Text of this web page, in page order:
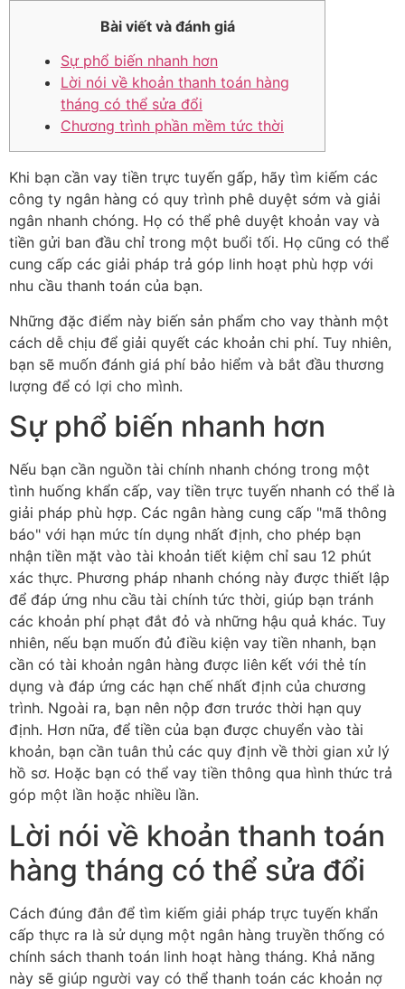
Bài viết và đánh giá
Sự phổ biến nhanh hơn
Lời nói về khoản thanh toán hàng
tháng có thể sửa đổi
Chương trình phần mềm tức thời
Khi bạn cần vay tiền trực tuyến gấp, hãy tìm kiếm các
công ty ngân hàng có quy trình phê duyệt sớm và giải
ngân nhanh chóng. Họ có thể phê duyệt khoản vay và
tiền gửi ban đầu chỉ trong một buổi tối. Họ cũng có thể
cung cấp các giải pháp trả góp linh hoạt phù hợp với
nhu cầu thanh toán của bạn.
Những đặc điểm này biến sản phẩm cho vay thành một
cách dễ chịu để giải quyết các khoản chi phí. Tuy nhiên,
bạn sẽ muốn đánh giá phí bảo hiểm và bắt đầu thương
lượng để có lợi cho mình.
Sự phổ biến nhanh hơn
Nếu bạn cần nguồn tài chính nhanh chóng trong một
tình huống khẩn cấp, vay tiền trực tuyến nhanh có thể là
giải pháp phù hợp. Các ngân hàng cung cấp "mã thông
báo" với hạn mức tín dụng nhất định, cho phép bạn
nhận tiền mặt vào tài khoản tiết kiệm chỉ sau 12 phút
xác thực. Phương pháp nhanh chóng này được thiết lập
để đáp ứng nhu cầu tài chính tức thời, giúp bạn tránh
các khoản phí phạt đắt đỏ và những hậu quả khác. Tuy
nhiên, nếu bạn muốn đủ điều kiện vay tiền nhanh, bạn
cần có tài khoản ngân hàng được liên kết với thẻ tín
dụng và đáp ứng các hạn chế nhất định của chương
trình. Ngoài ra, bạn nên nộp đơn trước thời hạn quy
định. Hơn nữa, để tiền của bạn được chuyển vào tài
khoản, bạn cần tuân thủ các quy định về thời gian xử lý
hồ sơ. Hoặc bạn có thể vay tiền thông qua hình thức trả
góp một lần hoặc nhiều lần.
Lời nói về khoản thanh toán
hàng tháng có thể sửa đổi
Cách đúng đắn để tìm kiếm giải pháp trực tuyến khẩn
cấp thực ra là sử dụng một ngân hàng truyền thống có
chính sách thanh toán linh hoạt hàng tháng. Khả năng
này sẽ giúp người vay có thể thanh toán các khoản nợ